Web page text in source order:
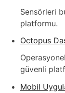
Sensörleri
platformu.
Octopus
güvenli
Mobil